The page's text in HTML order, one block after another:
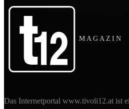
MAGAZIN
Das Internetportal www.tivoli12.at ist